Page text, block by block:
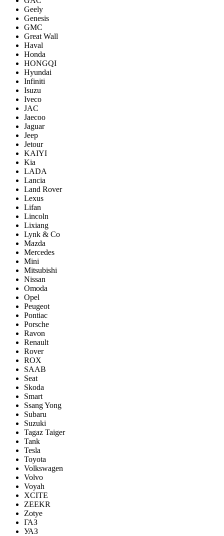
Geely
Genesis
GMC
Great Wall
Haval
Honda
HONGQI
Hyundai
Infiniti
Isuzu
Iveco
JAC
Jaecoo
Jaguar
Jeep
Jetour
KAIYI
Kia
LADA
Lancia
Land Rover
Lexus
Lifan
Lincoln
Lixiang
Lynk & Co
Mazda
Mercedes
Mini
Mitsubishi
Nissan
Omoda
Opel
Peugeot
Pontiac
Porsсhe
Ravon
Renault
Rover
ROX
SAAB
Seat
Skoda
Smart
Ssang Yong
Subaru
Suzuki
Tagaz Taiger
Tank
Tesla
Toyota
Volkswagen
Volvo
Voyah
XCITE
ZEEKR
Zotye
ГАЗ
УАЗ